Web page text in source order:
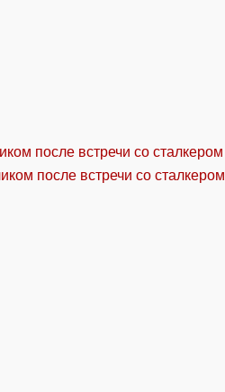
после встречи со сталкером